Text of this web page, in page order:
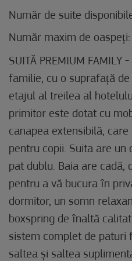
Număr de suite
Număr maxim de
SUITĂ PREMIUM FAMILY
familie, cu o suprafață
etajul al treilea al
primitor este dotat cu
canapea extensibilă,
pentru copii. Suita are un
pat dublu. Baia are cadă,
pentru a vă bucura în
dormitor, un somn
boxspring de înaltă
sistem complet de paturi
saltea și saltea